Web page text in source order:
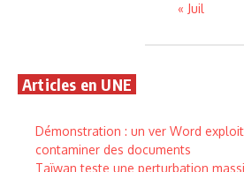
« Juil
Articles en UNE
Démonstration : un ver Word
contaminer des documents
Taïwan teste une perturbation